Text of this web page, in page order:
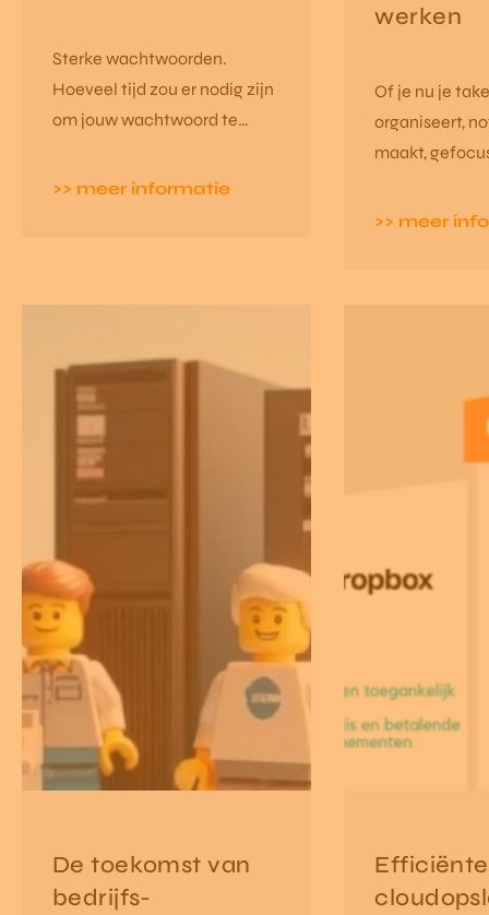
Sterke wachtwoorden.
Hoeveel tijd zou er nodig zijn
om jouw wachtwoord te
>> meer informatie
werken
Of je nu je
organiseert,
maakt,
of taken
en boost je
>> meer
De toekomst van
bedrijfs-
Efficiënte